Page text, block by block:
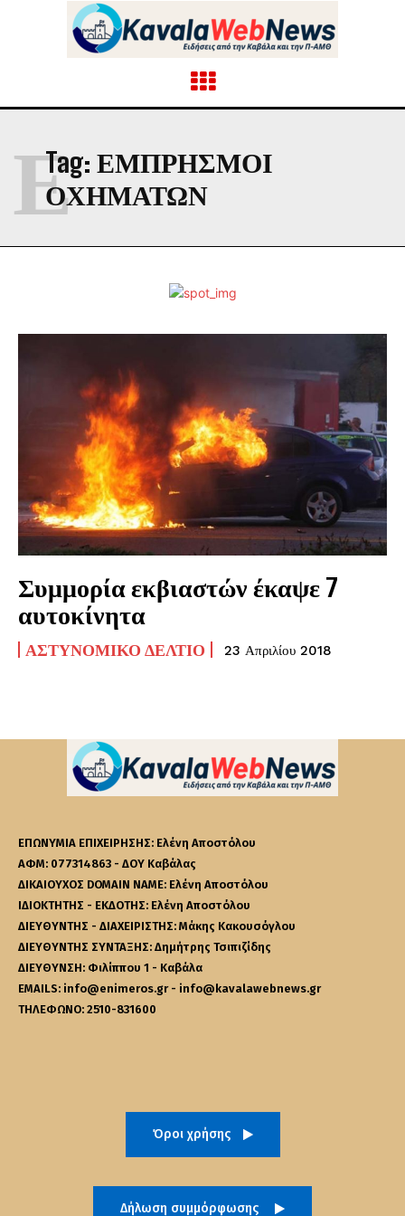
Tag: ΕΜΠΡΗΣΜΟΙ
ΟΧΗΜΑΤΩΝ
Ε
Συμμορία εκβιαστών έκαψε 7
αυτοκίνητα
ΑΣΤΥΝΟΜΙΚΌ ΔΕΛΤΊΟ 23 Απριλίου 2018
ΕΠΩΝΥΜΙΑ ΕΠΙΧΕΙΡΗΣΗΣ: Ελένη Αποστόλου
ΑΦΜ: 077314863 - ΔΟΥ Καβάλας
ΔΙΚΑΙΟΥΧΟΣ DOMAIN NAME: Ελένη Αποστόλου
ΙΔΙΟΚΤΗΤΗΣ - ΕΚΔΟΤΗΣ: Ελένη Αποστόλου
ΔΙΕΥΘΥΝΤΗΣ - ΔΙΑΧΕΙΡΙΣΤΗΣ: Μάκης Κακουσόγλου
ΔΙΕΥΘΥΝΤΗΣ ΣΥΝΤΑΞΗΣ: Δημήτρης Τσιπιζίδης
ΔΙΕΥΘΥΝΣΗ: Φιλίππου 1 - Καβάλα
EMAILS: info@enimeros.gr - info@kavalawebnews.gr
ΤΗΛΕΦΩΝΟ: 2510-831600
Όροι χρήσης
Δήλωση συμμόρφωσης